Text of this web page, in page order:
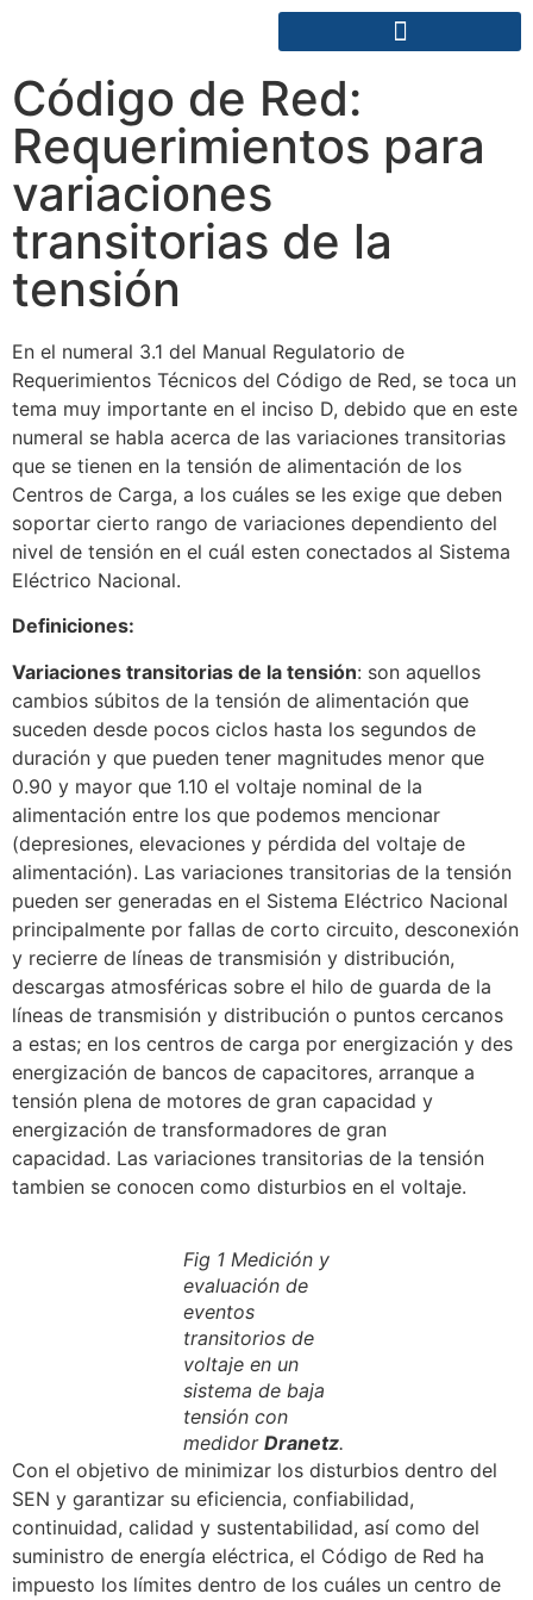
Código de Red:
Requerimientos para
variaciones
transitorias de la
tensión
En el numeral 3.1 del Manual Regulatorio de
Requerimientos Técnicos del Código de Red, se toca un
tema muy importante en el inciso D, debido que en este
numeral se habla acerca de las variaciones transitorias
que se tienen en la tensión de alimentación de los
Centros de Carga, a los cuáles se les exige que deben
soportar cierto rango de variaciones dependiento del
nivel de tensión en el cuál esten conectados al Sistema
Eléctrico Nacional.
Definiciones:
Variaciones transitorias de la tensión: son aquellos
cambios súbitos de la tensión de alimentación que
suceden desde pocos ciclos hasta los segundos de
duración y que pueden tener magnitudes menor que
0.90 y mayor que 1.10 el voltaje nominal de la
alimentación entre los que podemos mencionar
(depresiones, elevaciones y pérdida del voltaje de
alimentación). Las variaciones transitorias de la tensión
pueden ser generadas en el Sistema Eléctrico Nacional
principalmente por fallas de corto circuito, desconexión
y recierre de líneas de transmisión y distribución,
descargas atmosféricas sobre el hilo de guarda de la
líneas de transmisión y distribución o puntos cercanos
a estas; en los centros de carga por energización y des
energización de bancos de capacitores, arranque a
tensión plena de motores de gran capacidad y
energización de transformadores de gran
capacidad. Las variaciones transitorias de la tensión
tambien se conocen como disturbios en el voltaje.
Fig 1 Medición y
evaluación de
eventos
transitorios de
voltaje en un
sistema de baja
tensión con
medidor Dranetz.
Con el objetivo de minimizar los disturbios dentro del
SEN y garantizar su eficiencia, confiabilidad,
continuidad, calidad y sustentabilidad, así como del
suministro de energía eléctrica, el Código de Red ha
impuesto los límites dentro de los cuáles un centro de